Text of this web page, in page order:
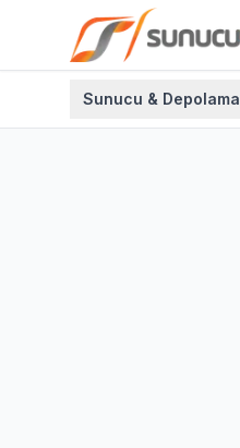
Sunucu & Depolama